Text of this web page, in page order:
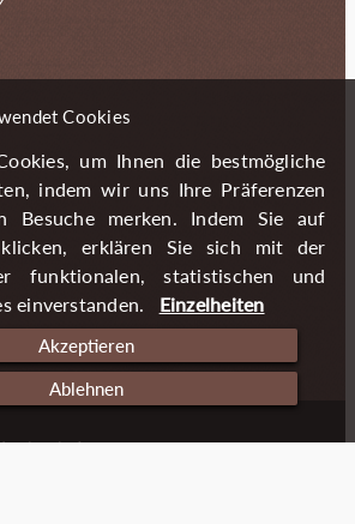
Aprons
Cookies
um Ihnen die bestmögliche
indem wir uns Ihre Präferenzen
Besuche merken. Indem Sie auf
klicken, erklären Sie sich mit der
funktionalen, statistischen und
einverstanden.
Einzelheiten
Akzeptieren
Ablehnen